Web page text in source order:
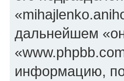
дальнейшем
информацию,